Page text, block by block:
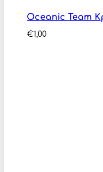
Oceanic Team
€1,00